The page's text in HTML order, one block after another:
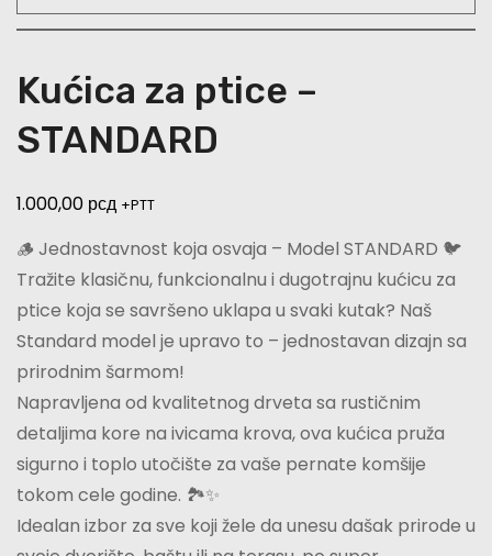
Kućica za ptice –
STANDARD
1.000,00 рсд +PTT
🪵 Jednostavnost koja osvaja – Model STANDARD 🐦
Tražite klasičnu, funkcionalnu i dugotrajnu kućicu za
ptice koja se savršeno uklapa u svaki kutak? Naš
Standard model je upravo to – jednostavan dizajn sa
prirodnim šarmom!
Napravljena od kvalitetnog drveta sa rustičnim
detaljima kore na ivicama krova, ova kućica pruža
sigurno i toplo utočište za vaše pernate komšije
tokom cele godine. 🏞️✨
Idealan izbor za sve koji žele da unesu dašak prirode u